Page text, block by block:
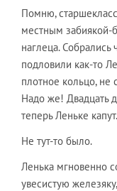
Помню,
местным забиякой-
наглеца. Собрались
подловили как-то
плотное кольцо, не
Надо же! Двадцать
теперь Леньке
Не тут-то было.
Ленька мгновенно
увесистую